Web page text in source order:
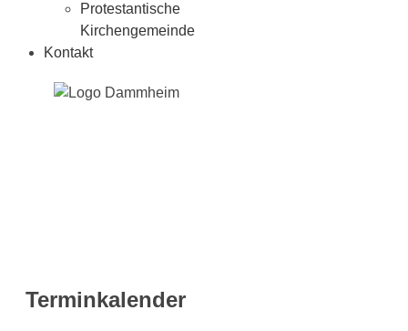
Protestantische
Kirchengemeinde
Kontakt
Terminkalender